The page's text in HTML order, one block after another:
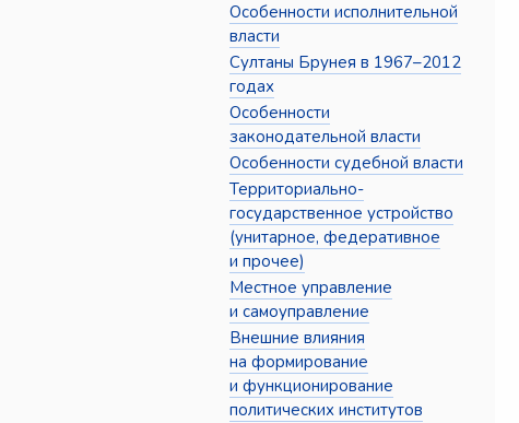
Особенности исполнительной
власти
Султаны Брунея в 1967–2012
годах
Особенности
законодательной власти
Особенности судебной власти
Территориально-
государственное устройство
(унитарное, федеративное
и прочее)
Местное управление
и самоуправление
Внешние влияния
на формирование
и функционирование
политических институтов